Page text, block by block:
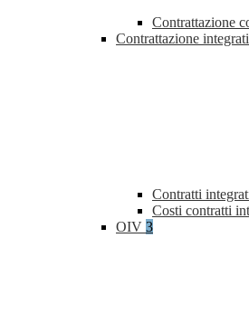
Contrattazione
Contrattazione
Contratti
Costi contratti
OIV 3